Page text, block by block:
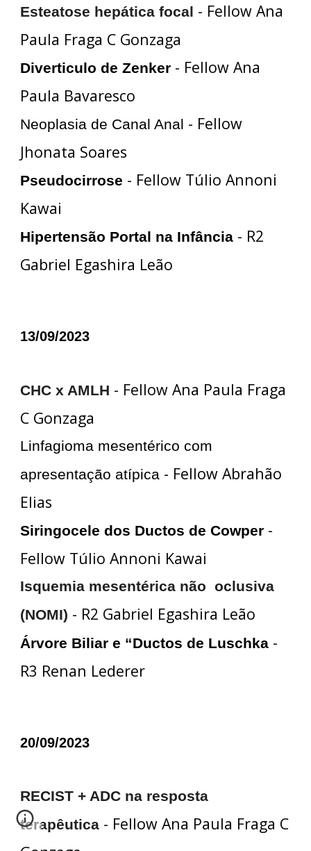
Esteatose hepática focal - Fellow Ana
Paula Fraga C Gonzaga
Diverticulo de Zenker - Fellow Ana
Paula Bavaresco
Neoplasia de Canal Anal - Fellow
Jhonata Soares
Pseudocirrose - Fellow Túlio Annoni
Kawai
Hipertensão Portal na Infância - R2
Gabriel Egashira Leão
13/09/2023
CHC x AMLH - Fellow Ana Paula Fraga
C Gonzaga
Linfagioma mesentérico com
apresentação atípica - Fellow Abrahão
Elias
Siringocele dos Ductos de Cowper -
Fellow Túlio Annoni Kawai
Isquemia mesentérica não oclusiva
(NOMI) - R2 Gabriel Egashira Leão
Árvore Biliar e “Ductos de Luschka -
R3 Renan Lederer
20/09/2023
RECIST + ADC na resposta
terapêutica - Fellow Ana Paula Fraga C